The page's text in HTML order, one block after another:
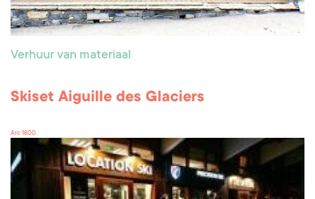
Verhuur van materiaal
Skiset Aiguille des Glaciers
Arc 1800